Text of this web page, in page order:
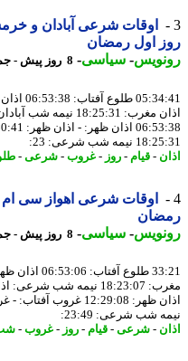
اول رمضان
-سیاسی-8 روز پیش - جمعه 9 مرداد 1405، 14:13
شب شرعی: 23:
- قیام -روز- غروب-شرعی-طلوع-
-سیاسی-8 روز پیش - جمعه 9 مرداد 1405، 13:58
شب شرعی: 23:49:
- شرعی-قیام -روز- غروب-شب